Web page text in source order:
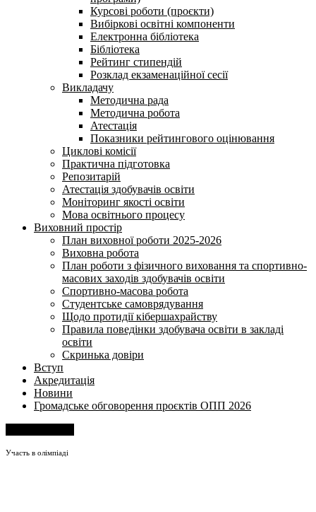
Курсові роботи (проєкти)
Вибіркові освітні компоненти
Електронна бібліотека
Бібліотека
Рейтинг стипендій
Розклад екзаменаційної сесії
Викладачу
Методична рада
Методична робота
Атестація
Показники рейтингового оцінювання
Циклові комісії
Практична підготовка
Репозитарій
Атестація здобувачів освіти
Моніторинг якості освіти
Мова освітнього процесу
Виховний простір
План виховної роботи 2025-2026
Виховна робота
План роботи з фізичного виховання та спортивно-
масових заходів здобувачів освіти
Спортивно-масова робота
Студентське самоврядування
Щодо протидії кібершахрайству
Правила поведінки здобувача освіти в закладі
освіти
Скринька довіри
Вступ
Акредитація
Новини
Громадське обговорення проєктів ОПП 2026
Участь в олімпіаді